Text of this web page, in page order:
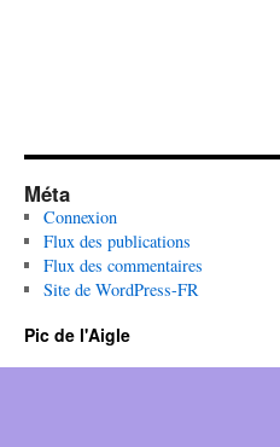
Méta
Connexion
Flux des publications
Flux des commentaires
Site de WordPress-FR
Pic de l'Aigle